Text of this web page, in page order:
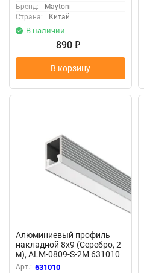
Бренд:
Maytoni
Страна:
Китай
В наличии
890 ₽
В корзину
Алюминиевый профиль
накладной 8x9 (Серебро, 2
м), ALM-0809-S-2M 631010
(Серебро) 631010
Арт.: 631010